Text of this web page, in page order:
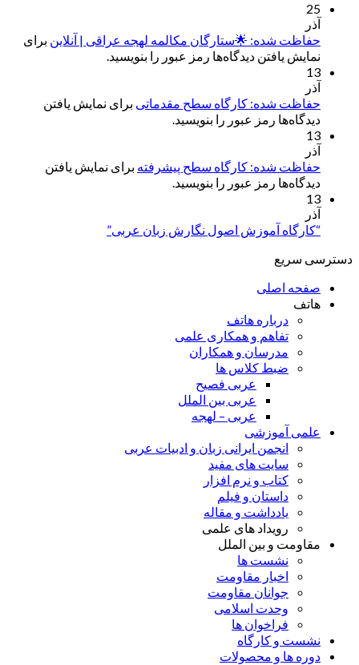
25
آذر
حفاظت شده: 🌟ستارگان مکالمه لهجه عراقی | آنلاین برای
نمایش یافتن دیدگاه‌ها رمز عبور را بنویسید.
13
آذر
حفاظت شده: کارگاه سطح مقدماتی برای نمایش یافتن
دیدگاه‌ها رمز عبور را بنویسید.
13
آذر
حفاظت شده: کارگاه سطح پیشرفته برای نمایش یافتن
دیدگاه‌ها رمز عبور را بنویسید.
13
آذر
“کارگاه آموزش اصول نگارش زبان عربی”
دسترسی سریع
صفحه اصلی
هاتف
درباره هاتف
تفاهم و همکاری علمی
مدرسان و همکاران
ضبط کلاس ها
عربی فصیح
عربی بین الملل
عربی – لهجه
علمی آموزشی
انجمن ایرانی زبان و ادبیات عربی
سایت های مفید
کتاب و نرم افزار
داستان و فیلم
یادداشت و مقاله
رویداد های علمی
مقاومت و بین الملل
نشست ها
اخبار مقاومت
جوانان مقاومت
وحدت اسلامی
فراخوان ها
نشست و کارگاه
دوره ها و محصولات